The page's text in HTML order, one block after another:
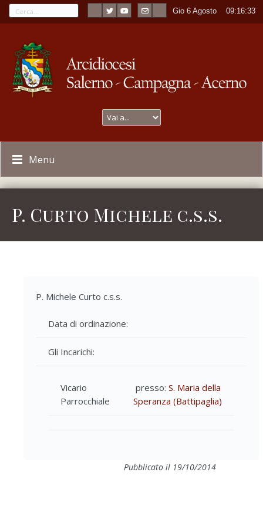
Gio 6 Agosto ----09:16:33
Menu
P. Curto Michele c.s.s.
P. Michele Curto c.s.s.
Data di ordinazione:
Gli Incarichi:
Vicario
Parrocchiale
presso: S. Maria della
Speranza (Battipaglia)
Pubblicato il 19/10/2014